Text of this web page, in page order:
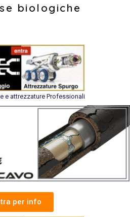
biologiche
e attrezzature Professionali
per info